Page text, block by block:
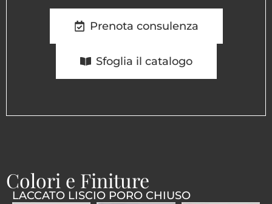
Prenota consulenza
Sfoglia il catalogo
Colori e Finiture
LACCATO LISCIO PORO CHIUSO